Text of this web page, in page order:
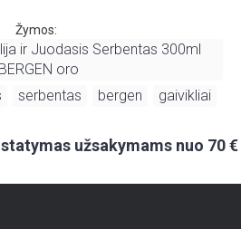
Žymos:
ir Juodasis Serbentas 300ml
BERGEN oro
serbentas bergen gaivikliai
užsakymams nuo 70 €